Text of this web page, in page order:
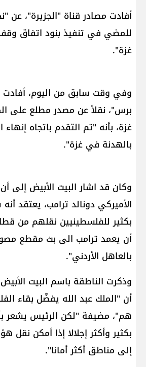
أفادت مصادر قناة "الجزيرة"، عن
للمضي في تنفيذ بنود اتفاق
غزة".
وفي وقت سابق من اليوم، أفادت
برس"، نقلاً عن مصدر مطلع على
غزة، بأنه "تم التقدم باتجاه إنهاء
بالهدنة في غزة".
وكان قد اشار البيت الأبيض إلى
الأميركي دونالد ترامب، يعتقد
بكثير للفلسطينيين نقلهم من
أن يعمد ترامب الى بث مقطع
بالعاهل الأردني".
وذكرت الناطقة باسم البيت
أن "الملك عبد الله يفضّل بقاء
هم"، مضيفة "لكن الرئيس يشعر
بكثير وأكثر إجلالا إذا أمكن نقل
إلى مناطق أكثر أمانا".